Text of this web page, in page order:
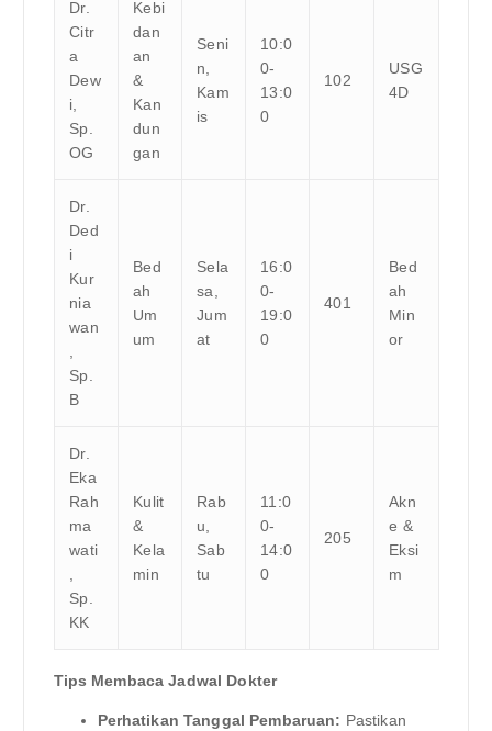
Dr.
Citr
a
Dew
i,
Sp.
OG
Kebi
dan
an
&
Kan
dun
gan
Seni
n,
Kam
is
10:0
0-
13:0
0
102
USG
4D
Dr.
Ded
i
Kur
nia
wan
Sp.
B
Bed
ah
Um
um
Sela
sa,
Jum
at
16:0
0-
19:0
0
401
Bed
ah
Min
or
Dr.
Eka
Rah
ma
wati
Sp.
KK
Kulit
&
Kela
min
Rab
u,
Sab
tu
11:0
0-
14:0
0
205
Akn
e &
Eksi
m
Tips Membaca Jadwal Dokter
Perhatikan Tanggal Pembaruan: Pastikan